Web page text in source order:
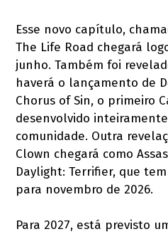
Esse novo capítulo,
The Life Road chegará
junho. Também foi
haverá o lançamento de
Chorus of Sin, o primeiro
desenvolvido
comunidade. Outra
Clown chegará como
Daylight: Terrifier, que
para novembro de 2026.
Para 2027, está previsto